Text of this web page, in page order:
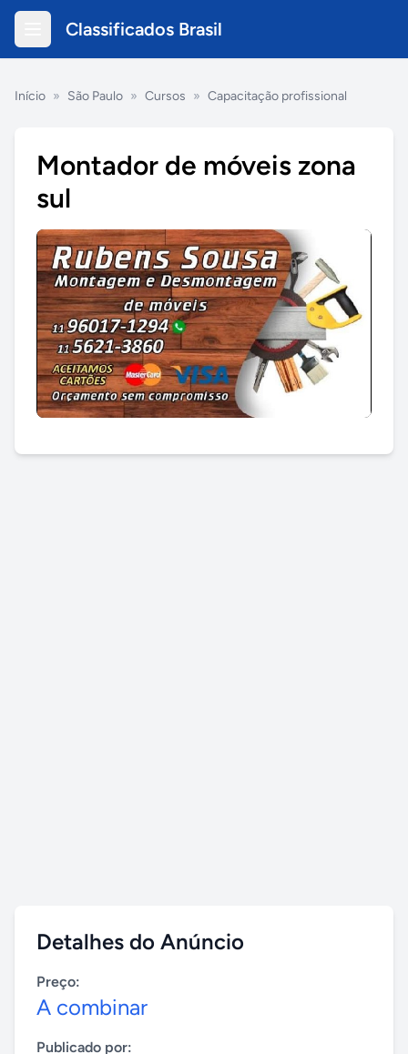
Classificados Brasil
Início » São Paulo » Cursos » Capacitação profissional
Montador de móveis zona
sul
Detalhes do Anúncio
Preço:
A combinar
Publicado por: